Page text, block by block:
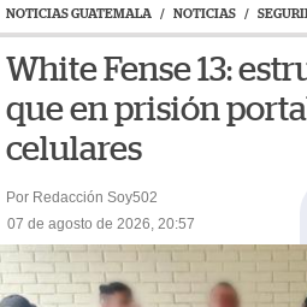
NOTICIAS GUATEMALA / NOTICIAS /
White Fense 13:
que en prisión
celulares
Por Redacción Soy502
07 de agosto de 2026, 20:57